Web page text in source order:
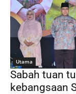
Utama
Sabah tuan
kebangsaan